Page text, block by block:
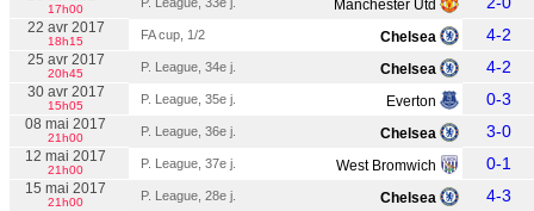
17h00 Manchester Utd
22 avr 2017
18h15 FA cup, 1/2 Chelsea 4-2
25 avr 2017
20h45 P. League, 34e j. Chelsea 4-2
30 avr 2017
15h05 P. League, 35e j. Everton 0-3
08 mai 2017
21h00 P. League, 36e j. Chelsea 3-0
12 mai 2017
21h00 P. League, 37e j. West Bromwich 0-1
15 mai 2017
21h00 P. League, 28e j. Chelsea 4-3